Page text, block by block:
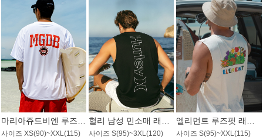
사이즈 XS(90)~XXL(115) 사이즈 S(95)~3XL(120) 사이즈 S(95)~XXL(115)